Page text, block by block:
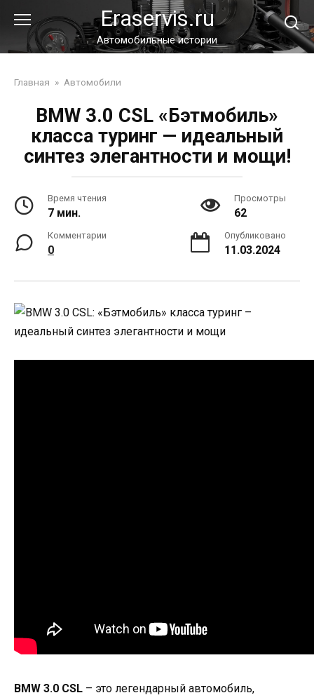
контенту
Eraservis.ru
Автомобильные истории
Главная » Автомобили
BMW 3.0 CSL «Бэтмобиль»
класса туринг — идеальный
синтез элегантности и мощи!
Время чтения
7 мин.
Просмотры
62
Комментарии
0
Опубликовано
11.03.2024
BMW 3.0 CSL – это легендарный автомобиль,